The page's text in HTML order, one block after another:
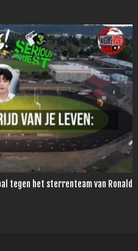
tegen het sterrenteam van Ronald